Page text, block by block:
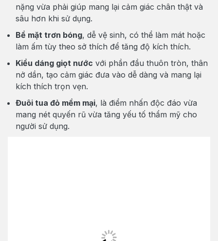
nặng vừa phải giúp mang lại cảm giác chân thật và
sâu hơn khi sử dụng.
Bề mặt trơn bóng, dễ vệ sinh, có thể làm mát hoặc
làm ấm tùy theo sở thích để tăng độ kích thích.
Kiểu dáng giọt nước với phần đầu thuôn tròn, thân
nở dần, tạo cảm giác đưa vào dễ dàng và mang lại
kích thích trọn vẹn.
Đuôi tua đỏ mềm mại, là điểm nhấn độc đáo vừa
mang nét quyến rũ vừa tăng yếu tố thẩm mỹ cho
người sử dụng.